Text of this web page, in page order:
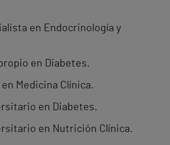
en Endocrinología y
en Diabetes.
Medicina Clínica.
en Diabetes.
en Nutrición Clínica.